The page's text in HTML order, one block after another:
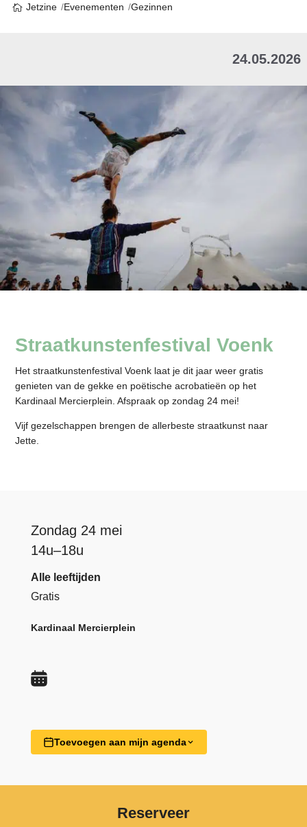
Jetzine Evenementen Gezinnen
24.05.2026
Straatkunstenfestival Voenk
Het straatkunstenfestival Voenk laat je dit jaar weer gratis
genieten van de gekke en poëtische acrobatieën op het
Kardinaal Mercierplein. Afspraak op zondag 24 mei!
Vijf gezelschappen brengen de allerbeste straatkunst naar
Jette.
Zondag 24 mei
14u–18u
Alle leeftijden
Gratis
Kardinaal Mercierplein
Toevoegen aan mijn agenda
Reserveer